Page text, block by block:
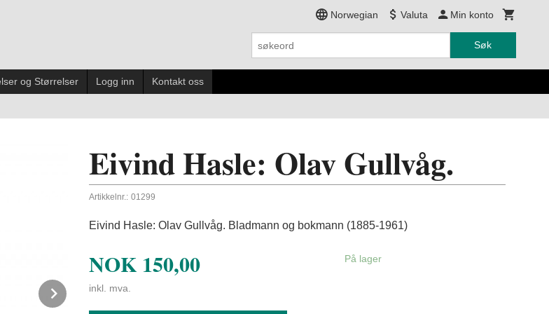
Norwegian Valuta Min konto
Søk
og Størrelser Logg inn Kontakt oss
Next
Eivind Hasle: Olav Gullvåg.
Artikkelnr.: 01299
Eivind Hasle: Olav Gullvåg. Bladmann og bokmann (1885-1961)
NOK 150,00
inkl. mva.
På lager